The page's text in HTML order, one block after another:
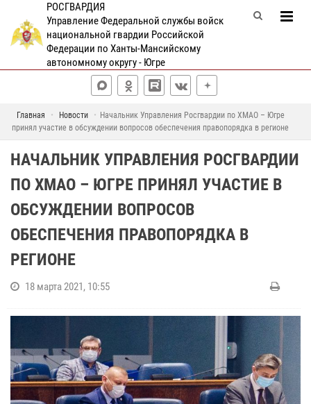
РОСГВАРДИЯ
Управление Федеральной службы войск
национальной гвардии Российской
Федерации по Ханты-Мансийскому
автономному округу - Югре
Главная Новости
Начальник Управления Росгвардии по ХМАО – Югре
принял участие в обсуждении вопросов обеспечения правопорядка в регионе
НАЧАЛЬНИК УПРАВЛЕНИЯ РОСГВАРДИИ
ПО ХМАО – ЮГРЕ ПРИНЯЛ УЧАСТИЕ В
ОБСУЖДЕНИИ ВОПРОСОВ
ОБЕСПЕЧЕНИЯ ПРАВОПОРЯДКА В
РЕГИОНЕ
18 марта 2021, 10:55